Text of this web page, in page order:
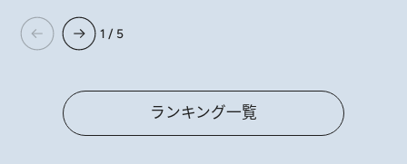
1 / 5
ランキング一覧